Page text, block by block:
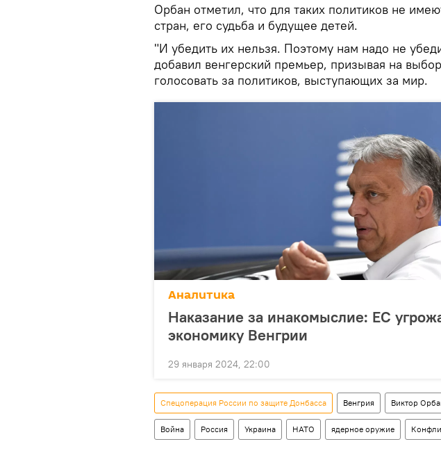
Орбан отметил, что для таких политиков не
стран, его судьба и будущее детей.
"И убедить их нельзя. Поэтому нам надо не
добавил венгерский премьер, призывая на
голосовать за политиков, выступающих за мир.
Аналитика
Наказание за инакомыслие: ЕС
экономику Венгрии
29 января 2024, 22:00
Спецоперация России по защите Донбасса Венгрия Виктор
Война Россия Украина НАТО ядерное оружие